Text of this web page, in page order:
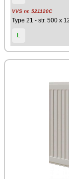
VVS nr. 521120C
Type 21 - str. 500 x
L